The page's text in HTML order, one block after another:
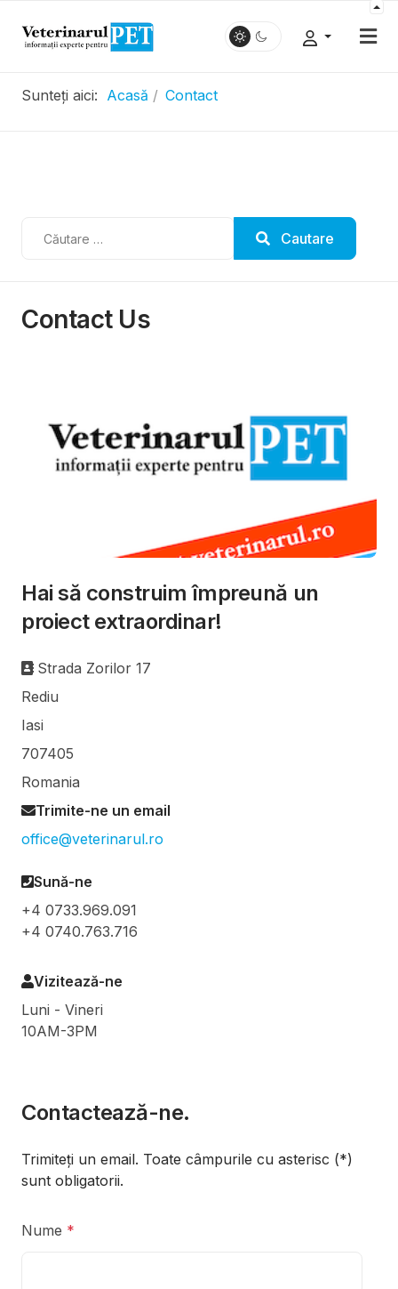
Sunteți aici: Acasă Contact
Cautare
Contact Us
Hai să construim împreună un
proiect extraordinar!
Adresa
Strada Zorilor 17
Rediu
Iasi
707405
Romania
Trimite-ne un email
office@veterinarul.ro
Sună-ne
+4 0733.969.091
+4 0740.763.716
Vizitează-ne
Luni - Vineri
10AM-3PM
Contactează-ne.
Trimiteți un email. Toate câmpurile cu asterisc (*)
sunt obligatorii.
Nume *